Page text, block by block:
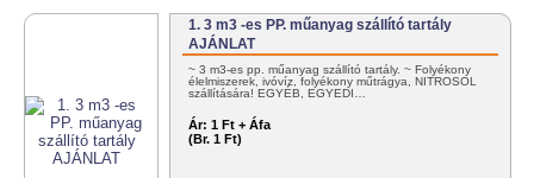
1. 3 m3 -es PP. műanyag szállító tartály
AJÁNLAT
~ 3 m3-es pp. műanyag szállító tartály. ~ Folyékony
élelmiszerek, ivóvíz, folyékony műtrágya, NITROSOL
szállítására! EGYÉB, EGYEDI…
Ár: 1 Ft + Áfa
(Br. 1 Ft)